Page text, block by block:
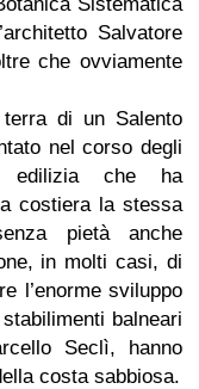
Salvatore
che ovviamente
di un Salento
nel corso degli
edilizia che ha
costiera la stessa
pietà anche
in molti casi, di
l’enorme sviluppo
balneari
Seclì, hanno
costa sabbiosa.